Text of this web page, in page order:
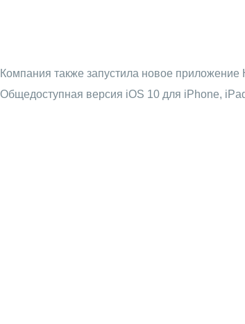
Компания также запустила новое
Общедоступная версия iOS 10 для iPhone,